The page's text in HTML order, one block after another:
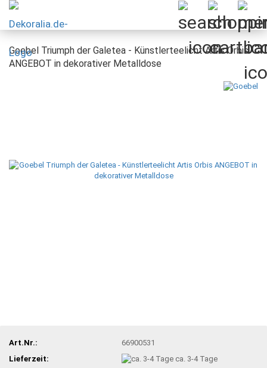
Goebel Triumph der Galetea - Künstlerteelicht Artis Orbis
ANGEBOT in dekorativer Metalldose
Art.Nr.:
66900531
Lieferzeit:
ca. 3-4 Tage